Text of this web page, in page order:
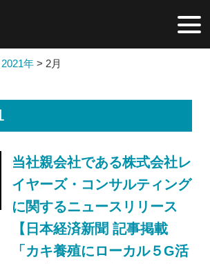
2021年 > 2月
当社親会社である株式会社レ
イヤーズ・コンサルティング
に関するニュースリリース
【日本経済新聞 記事掲載
「カキ養殖にローカル５G活